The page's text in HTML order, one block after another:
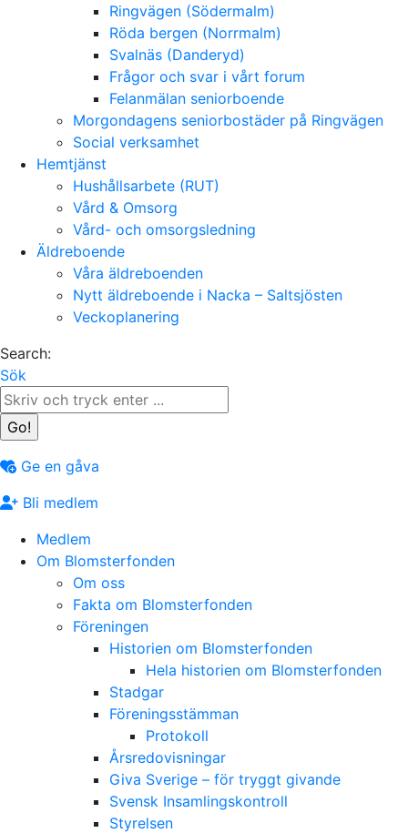
Ringvägen (Södermalm)
Röda bergen (Norrmalm)
Svalnäs (Danderyd)
Frågor och svar i vårt forum
Felanmälan seniorboende
Morgondagens seniorbostäder på Ringvägen
Social verksamhet
Hemtjänst
Hushållsarbete (RUT)
Vård & Omsorg
Vård- och omsorgsledning
Äldreboende
Våra äldreboenden
Nytt äldreboende i Nacka – Saltsjösten
Veckoplanering
Search:
Sök
Ge en gåva
Bli medlem
Medlem
Om Blomsterfonden
Om oss
Fakta om Blomsterfonden
Föreningen
Historien om Blomsterfonden
Hela historien om Blomsterfonden
Stadgar
Föreningsstämman
Protokoll
Årsredovisningar
Giva Sverige – för tryggt givande
Svensk Insamlingskontroll
Styrelsen